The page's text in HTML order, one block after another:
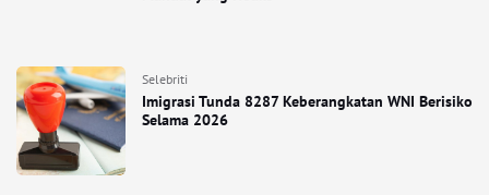
Selebriti
Imigrasi Tunda 8287 Keberangkatan WNI Berisiko
Selama 2026